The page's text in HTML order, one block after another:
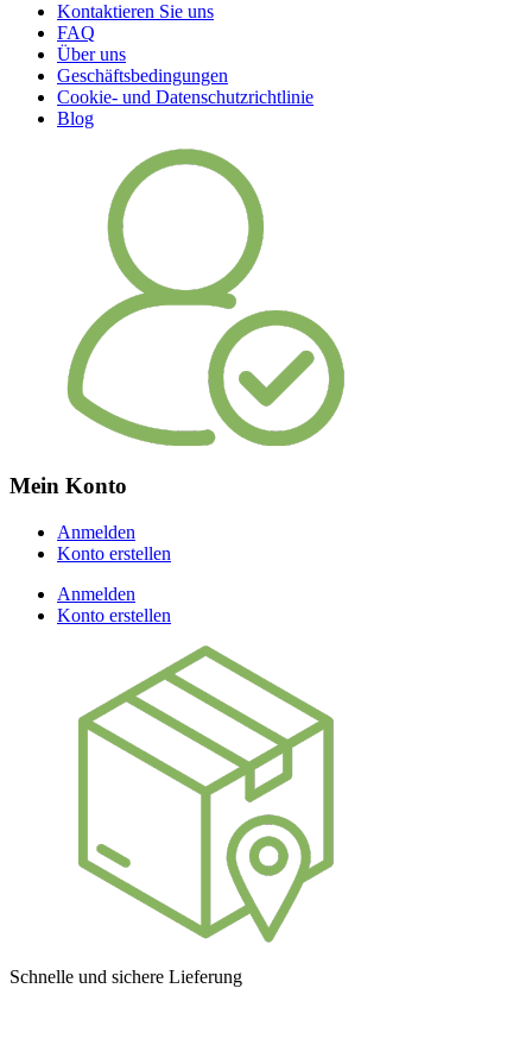
Kontaktieren Sie uns
FAQ
Über uns
Geschäftsbedingungen
Cookie- und Datenschutzrichtlinie
Blog
Mein Konto
Anmelden
Konto erstellen
Anmelden
Konto erstellen
Schnelle und sichere Lieferung